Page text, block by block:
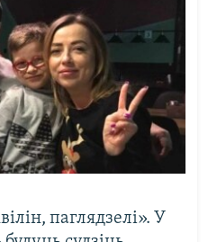
паглядзелі». У